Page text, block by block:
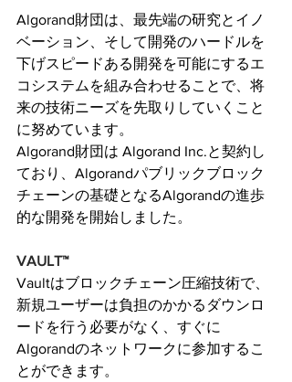
Algorand財団は、最先端の研究とイノ
ベーション、そして開発のハードルを
下げスピードある開発を可能にするエ
コシステムを組み合わせることで、将
来の技術ニーズを先取りしていくこと
に努めています。
Algorand財団は Algorand Inc.と契約し
ており、Algorandパブリックブロック
チェーンの基礎となるAlgorandの進歩
的な開発を開始しました。
VAULT™
Vaultはブロックチェーン圧縮技術で、
新規ユーザーは負担のかかるダウンロ
ードを行う必要がなく、すぐに
Algorandのネットワークに参加するこ
とができます。